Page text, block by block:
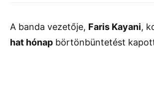
A banda vezetője, Faris Kayani,
hat hónap börtönbüntetést